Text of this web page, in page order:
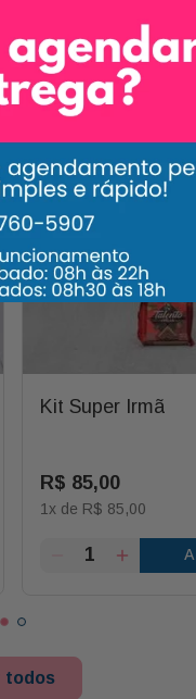
Kit Super Irmã
R$ 85,00
1x de R$ 85,00
todos